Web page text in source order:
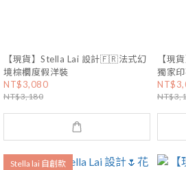
【現貨】Stella Lai 設計🇫🇷法式幻
境棕櫚度假洋裝
NT$3,080
NT$3,180
【現
獨家
Stella lai 自創款